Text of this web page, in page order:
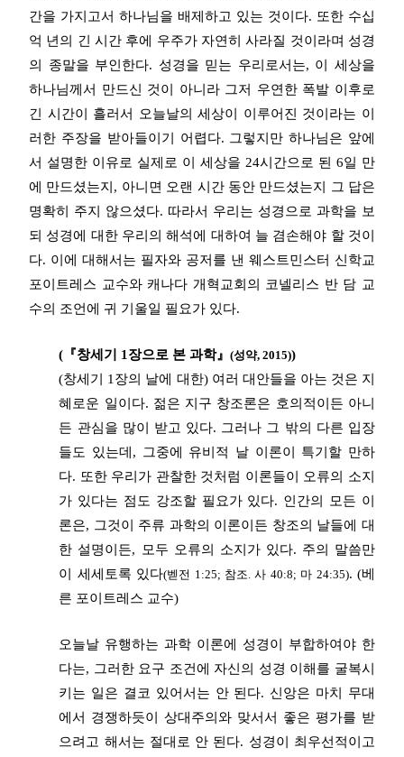
간을 가지고서 하나님을 배제하고 있는 것이다. 또한 수십
억 년의 긴 시간 후에 우주가 자연히 사라질 것이라며 성경
의 종말을 부인한다. 성경을 믿는 우리로서는, 이 세상을
하나님께서 만드신 것이 아니라 그저 우연한 폭발 이후로
긴 시간이 흘러서 오늘날의 세상이 이루어진 것이라는 이
러한 주장을 받아들이기 어렵다. 그렇지만 하나님은 앞에
서 설명한 이유로 실제로 이 세상을 24시간으로 된 6일 만
에 만드셨는지, 아니면 오랜 시간 동안 만드셨는지 그 답은
명확히 주지 않으셨다. 따라서 우리는 성경으로 과학을 보
되 성경에 대한 우리의 해석에 대하여 늘 겸손해야 할 것이
다. 이에 대해서는 필자와 공저를 낸 웨스트민스터 신학교
포이트레스 교수와 캐나다 개혁교회의 코넬리스 반 담 교
수의 조언에 귀 기울일 필요가 있다.
(『창세기 1장으로 본 과학』(성약, 2015))
(창세기 1장의 날에 대한) 여러 대안들을 아는 것은 지
혜로운 일이다. 젊은 지구 창조론은 호의적이든 아니
든 관심을 많이 받고 있다. 그러나 그 밖의 다른 입장
들도 있는데, 그중에 유비적 날 이론이 특기할 만하
다. 또한 우리가 관찰한 것처럼 이론들이 오류의 소지
가 있다는 점도 강조할 필요가 있다. 인간의 모든 이
론은, 그것이 주류 과학의 이론이든 창조의 날들에 대
한 설명이든, 모두 오류의 소지가 있다. 주의 말씀만
이 세세토록 있다(벧전 1:25; 참조. 사 40:8; 마 24:35). (베
른 포이트레스 교수)
오늘날 유행하는 과학 이론에 성경이 부합하여야 한
다는, 그러한 요구 조건에 자신의 성경 이해를 굴복시
키는 일은 결코 있어서는 안 된다. 신앙은 마치 무대
에서 경쟁하듯이 상대주의와 맞서서 좋은 평가를 받
으려고 해서는 절대로 안 된다. 성경이 최우선적이고